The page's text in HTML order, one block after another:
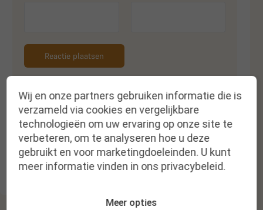
Deel dit artikel met je netwerk
Facebook Linkedin Twitter
Wij en onze partners gebruiken informatie die is
verzameld via cookies en vergelijkbare
technologieën om uw ervaring op onze site te
verbeteren, om te analyseren hoe u deze
gebruikt en voor marketingdoeleinden. U kunt
meer informatie vinden in ons privacybeleid.
Meer opties